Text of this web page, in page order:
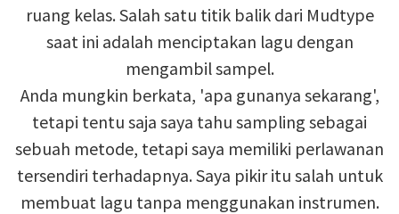
ruang kelas. Salah satu titik balik dari Mudtype
saat ini adalah menciptakan lagu dengan
mengambil sampel.
Anda mungkin berkata, 'apa gunanya sekarang',
tetapi tentu saja saya tahu sampling sebagai
sebuah metode, tetapi saya memiliki perlawanan
tersendiri terhadapnya. Saya pikir itu salah untuk
membuat lagu tanpa menggunakan instrumen.